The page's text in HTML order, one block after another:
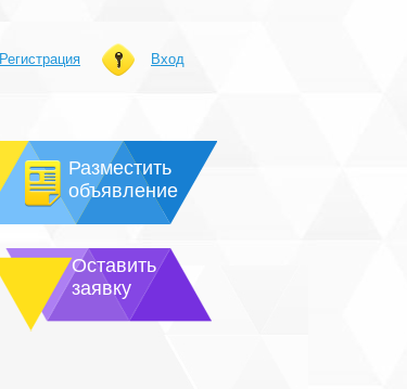
Вход
Регистрация
Разместить
объявление
Оставить
заявку